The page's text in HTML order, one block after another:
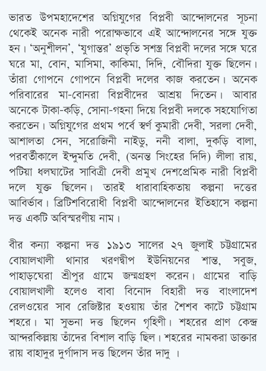
ভারত উপমহাদেশের অগ্নিযুগের বিপ্লবী আন্দোলনের সূচনা
থেকেই অনেক নারী পরোক্ষভাবে এই আন্দোলনের সঙ্গে যুক্ত
হন। ‘অনুশীলন’, ‘যুগান্তর’ প্রভৃতি সশস্ত্র বিপ্লবী দলের সঙ্গে ঘরে
ঘরে মা, বোন, মাসিমা, কাকিমা, দিদি, বৌদিরা যুক্ত ছিলেন।
তাঁরা গোপনে গোপনে বিপ্লবী দলের কাজ করতেন। অনেক
পরিবারের মা-বোনরা বিপ্লবীদের আশ্রয় দিতেন। আবার
অনেকে টাকা-কড়ি, সোনা-গহনা দিয়ে বিপ্লবী দলকে সহযোগিতা
করতেন। অগ্নিযুগের প্রথম পর্বে স্বর্ণ কুমারী দেবী, সরলা দেবী,
আশালতা সেন, সরোজিনী নাইডু, ননী বালা, দুকড়ি বালা,
পরবর্তীকালে ইন্দুমতি দেবী, (অনন্ত সিংহের দিদি) লীলা রায়,
পটিয়া ধলঘাটের সাবিত্রী দেবী প্রমুখ দেশপ্রেমিক নারী বিপ্লবী
দলে যুক্ত ছিলেন। তারই ধারাবাহিকতায় কল্পনা দত্তের
আবির্ভাব। ব্রিটিশবিরোধী বিপ্লবী আন্দোলনের ইতিহাসে কল্পনা
দত্ত একটি অবিস্মরণীয় নাম।
বীর কন্যা কল্পনা দত্ত ১৯১৩ সালের ২৭ জুলাই চট্টগ্রামের
বোয়ালখালী থানার খরণদ্বীপ ইউনিয়নের শান্ত, সবুজ,
পাহাড়ঘেরা শ্রীপুর গ্রামে জন্মগ্রহণ করেন। গ্রামের বাড়ি
বোয়ালখালী হলেও বাবা বিনোদ বিহারী দত্ত বাংলাদেশ
রেলওয়ের সাব রেজিষ্টার হওয়ায় তাঁর শৈশব কাটে চট্টগ্রাম
শহরে। মা সুভনা দত্ত ছিলেন গৃহিণী। শহরের প্রাণ কেন্দ্র
আন্দরকিল্লায় তাঁদের বিশাল বাড়ি ছিল। শহরের নামকরা ডাক্তার
রায় বাহাদুর দুর্গাদাস দত্ত ছিলেন তাঁর দাদু ।